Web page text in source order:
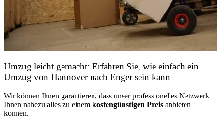
Umzug leicht gemacht: Erfahren Sie, wie einfach ein
Umzug von Hannover nach Enger sein kann
Wir können Ihnen garantieren, dass unser professionelles Netzwerk
Ihnen nahezu alles zu einem kostengünstigen Preis anbieten
können.